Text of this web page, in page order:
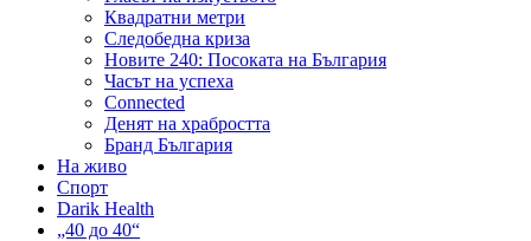
Квадратни метри
Следобедна криза
Новите 240: Посоката на България
Часът на успеха
Connected
Денят на храбростта
Бранд България
На живо
Спорт
Darik Health
„40 до 40“